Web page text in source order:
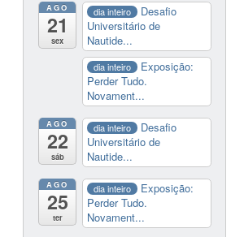
AGO
21
sex
dia inteiro
Desafio
Universitário de
Nautide...
dia inteiro
Exposição:
Perder Tudo.
Novament...
AGO
22
sáb
dia inteiro
Desafio
Universitário de
Nautide...
AGO
25
ter
dia inteiro
Exposição:
Perder Tudo.
Novament...